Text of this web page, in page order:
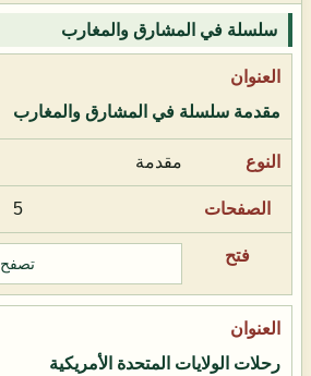
سلسلة في المشارق والمغارب
مقدمة سلسلة في المشارق والمغارب
مقدمة
5
تصفح
رحلات الولايات المتحدة الأمريكية